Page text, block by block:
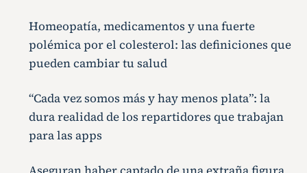
Homeopatía, medicamentos y una fuerte
polémica por el colesterol: las definiciones que
pueden cambiar tu salud
“Cada vez somos más y hay menos plata”: la
dura realidad de los repartidores que trabajan
para las apps